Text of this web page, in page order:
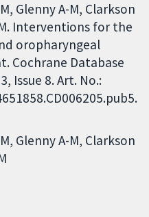
Glenny A-M, Clarkson
Interventions for the
oropharyngeal
Cochrane Database
Issue 8. Art. No.:
Glenny A-M Clarkson